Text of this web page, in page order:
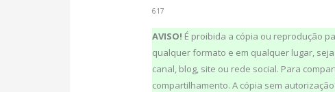
617
AVISO! É proibida a cópia ou reprodução
qualquer formato e em qualquer lugar,
canal, blog, site ou rede social. Para
compartilhamento. A cópia sem